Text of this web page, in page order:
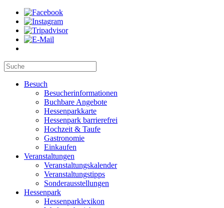
Besuch
Besucherinformationen
Buchbare Angebote
Hessenparkkarte
Hessenpark barrierefrei
Hochzeit & Taufe
Gastronomie
Einkaufen
Veranstaltungen
Veranstaltungskalender
Veranstaltungstipps
Sonderausstellungen
Hessenpark
Hessenparklexikon